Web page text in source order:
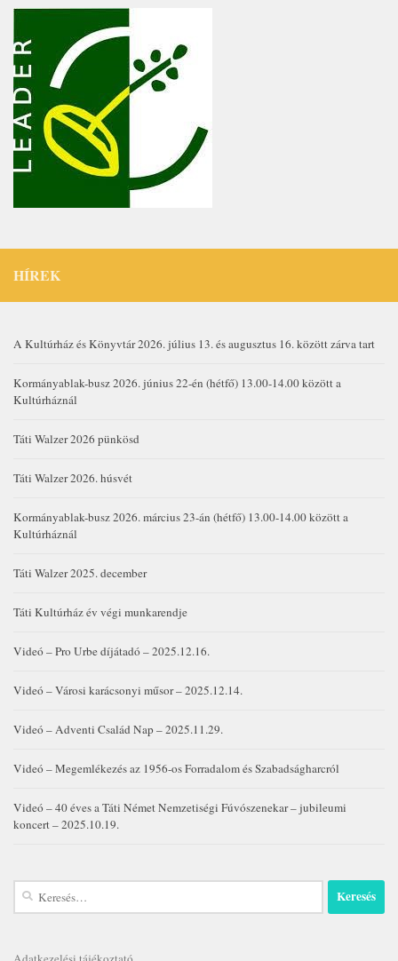
HÍREK
A Kultúrház és Könyvtár 2026. július 13. és augusztus 16. között zárva tart
Kormányablak-busz 2026. június 22-én (hétfő) 13.00-14.00 között a
Kultúrháznál
Táti Walzer 2026 pünkösd
Táti Walzer 2026. húsvét
Kormányablak-busz 2026. március 23-án (hétfő) 13.00-14.00 között a
Kultúrháznál
Táti Walzer 2025. december
Táti Kultúrház év végi munkarendje
Videó – Pro Urbe díjátadó – 2025.12.16.
Videó – Városi karácsonyi műsor – 2025.12.14.
Videó – Adventi Család Nap – 2025.11.29.
Videó – Megemlékezés az 1956-os Forradalom és Szabadságharcról
Videó – 40 éves a Táti Német Nemzetiségi Fúvószenekar – jubileumi
koncert – 2025.10.19.
Keresés: